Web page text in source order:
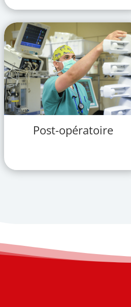
Post-opératoire